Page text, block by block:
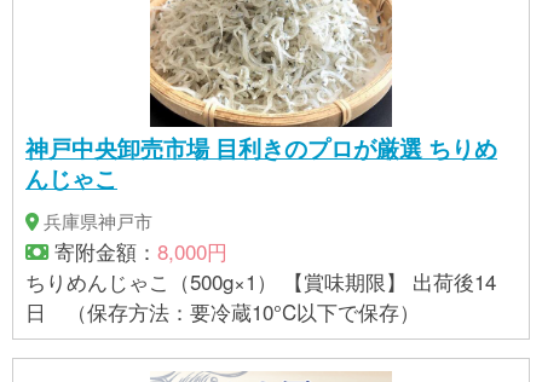
神戸中央卸売市場 目利きのプロが厳選 ちりめ
んじゃこ
兵庫県神戸市
寄附金額： 8,000円
ちりめんじゃこ（500g×1） 【賞味期限】 出荷後14
日 （保存方法：要冷蔵10°C以下で保存）